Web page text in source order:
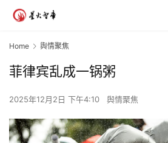
Home 舆情聚焦
菲律宾乱成一锅粥
2025年12月2日 下午4:10 舆情聚焦